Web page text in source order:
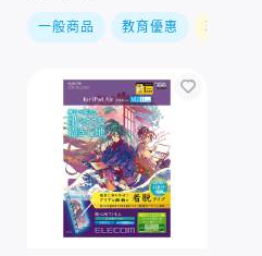
一般商品 教育優惠 現折